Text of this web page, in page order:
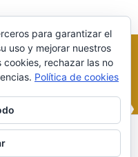
Privacidad
para garantizar el
uso y mejorar nuestros
rechazar las no
Política de cookies